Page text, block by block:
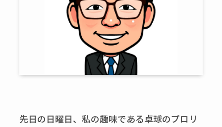
先日の日曜日、私の趣味である卓球のプロリ